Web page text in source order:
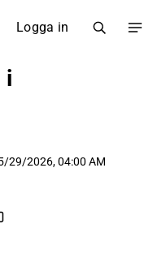
Logga in
i
29/2026, 04:00 AM